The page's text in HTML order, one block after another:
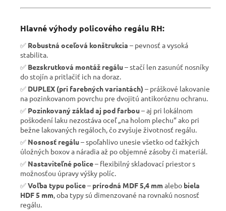
Hlavné výhody policového regálu RH:
✅ Robustná oceľová konštrukcia – pevnosť a vysoká
stabilita.
✅ Bezskrutková montáž regálu– stačí len zasunúť nosníky
do stojín a pritlačiť ich na doraz.
✅ DUPLEX (pri farebných variantách) – práškové lakovanie
na pozinkovanom povrchu pre dvojitú antikoróznu ochranu.
✅ Pozinkovaný základ aj pod farbou– aj pri lokálnom
poškodení laku nezostáva oceľ „na holom plechu“ ako pri
bežne lakovaných regáloch, čo zvyšuje životnosť regálu.
✅ Nosnosť regálu– spoľahlivo unesie všetko od ťažkých
úložných boxov a náradia až po objemné zásoby či materiál.
✅ Nastaviteľné police– flexibilný skladovací priestor s
možnosťou úpravy výšky políc.
✅Voľba typu police– prírodná MDF 5,4 mmalebo biela
HDF 5 mm , oba typy sú dimenzované na rovnakú nosnosť
regálu.